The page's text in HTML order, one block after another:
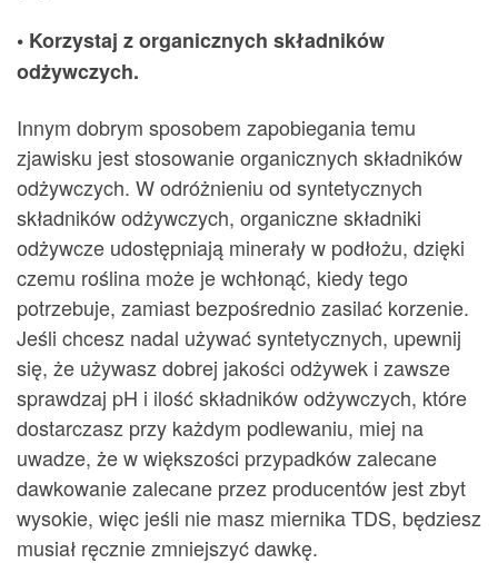
• Korzystaj z organicznych składników
odżywczych.
Innym dobrym sposobem zapobiegania temu
zjawisku jest stosowanie organicznych składników
odżywczych. W odróżnieniu od syntetycznych
składników odżywczych, organiczne składniki
odżywcze udostępniają minerały w podłożu, dzięki
czemu roślina może je wchłonąć, kiedy tego
potrzebuje, zamiast bezpośrednio zasilać korzenie.
Jeśli chcesz nadal używać syntetycznych, upewnij
się, że używasz dobrej jakości odżywek i zawsze
sprawdzaj pH i ilość składników odżywczych, które
dostarczasz przy każdym podlewaniu, miej na
uwadze, że w większości przypadków zalecane
dawkowanie zalecane przez producentów jest zbyt
wysokie, więc jeśli nie masz miernika TDS, będziesz
musiał ręcznie zmniejszyć dawkę.